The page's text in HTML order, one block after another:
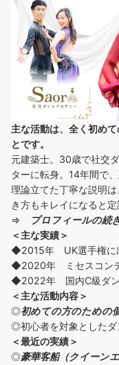
主な活動は、全く初め
とです。
元建築士。30歳で社交
ターに転身。14年間で
理論立てた丁寧な説明
き方もキレイになると定
⇒
プロフィールの続
＜主な実績＞
◆2015年 UK選手権に
◆2020年 ミセスコンテ
◆2022年 国内C級ダン
＜主な活動内容＞
◎初めての方のための
◎初心者を対象としたダ
＜最近の実績＞
◎豪華客船（クイーン